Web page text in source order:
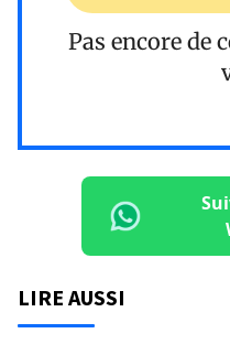
Pas encore de
LIRE AUSSI